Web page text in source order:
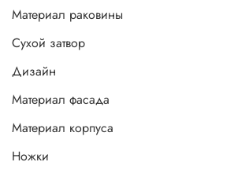
Материал раковины
Сухой затвор
Дизайн
Материал фасада
Материал корпуса
Ножки